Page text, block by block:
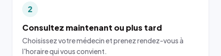
2
Consultez maintenant ou plus tard
Choisissez votre médecin et prenez rendez-vous à
l'horaire qui vous convient.